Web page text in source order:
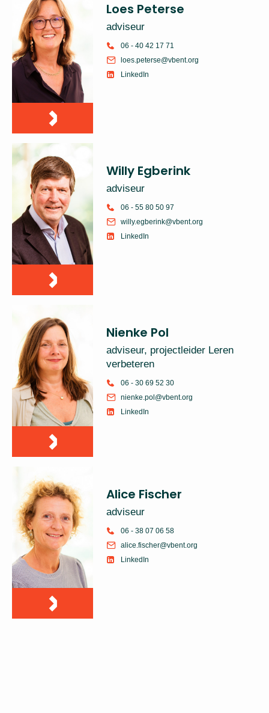
Loes Peterse
adviseur
06 - 40 42 17 71
loes.peterse@vbent.org
LinkedIn
Willy Egberink
adviseur
06 - 55 80 50 97
willy.egberink@vbent.org
LinkedIn
Nienke Pol
adviseur, projectleider Leren
verbeteren
06 - 30 69 52 30
nienke.pol@vbent.org
LinkedIn
Alice Fischer
adviseur
06 - 38 07 06 58
alice.fischer@vbent.org
LinkedIn